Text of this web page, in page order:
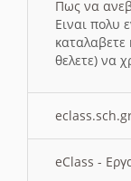
Πως να
Ειναι πολυ
καταλαβετε
θελετε) να
eClass -